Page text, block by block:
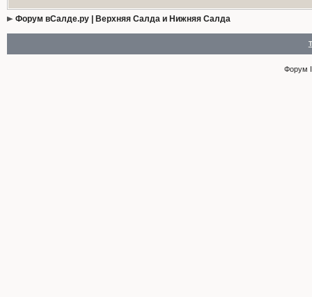
Форум вСалде.ру | Верхняя Салда и Нижняя Салда
Форум